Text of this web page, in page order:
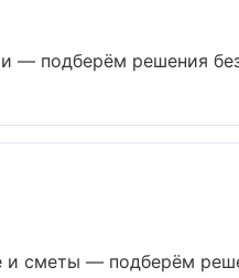
подберём решения
сметы — подберём